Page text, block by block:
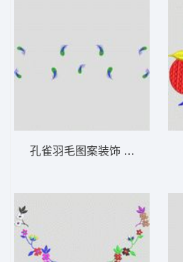
孔雀羽毛图案装饰 大花样